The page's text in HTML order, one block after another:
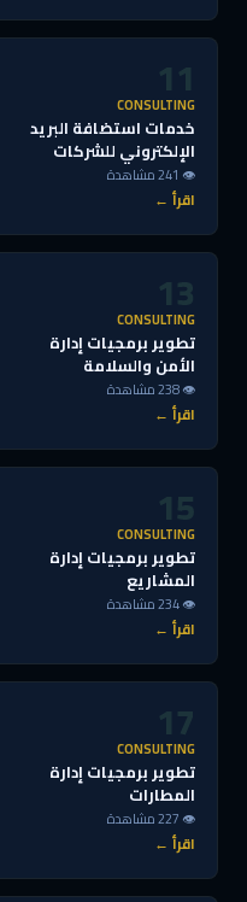
11
CONSULTING
خدمات استضافة البريد
الإلكتروني للشركات
👁 241 مشاهدة
اقرأ ←
13
CONSULTING
تطوير برمجيات إدارة
الأمن والسلامة
👁 238 مشاهدة
اقرأ ←
15
CONSULTING
تطوير برمجيات إدارة
المشاريع
👁 234 مشاهدة
اقرأ ←
17
CONSULTING
تطوير برمجيات إدارة
المطارات
👁 227 مشاهدة
اقرأ ←